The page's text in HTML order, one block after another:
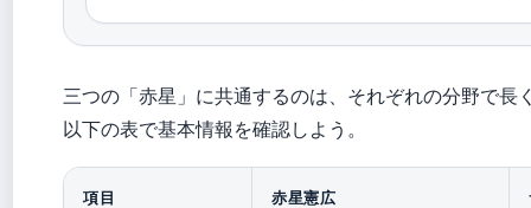
三つの「赤星」に共通するのは、それぞれの分野で長
以下の表で基本情報を確認しよう。
項目 赤星憲広